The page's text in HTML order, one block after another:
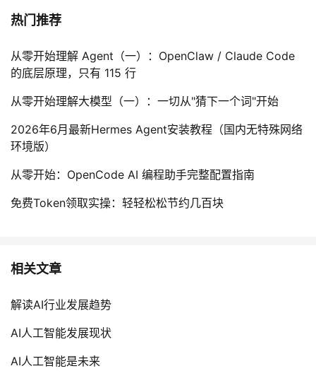
热门推荐
从零开始理解 Agent（一）：OpenClaw / Claude Code
的底层原理，只有 115 行
从零开始理解大模型（一）：一切从"猜下一个词"开始
2026年6月最新Hermes Agent安装教程（国内无特殊网络
环境版）
从零开始：OpenCode AI 编程助手完整配置指南
免费Token领取实操：轻轻松松节约几百块
相关文章
解读AI行业发展趋势
AI人工智能发展现状
AI人工智能是未来